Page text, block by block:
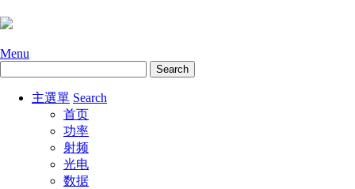
Menu
主選單 Search
首页
功率
射频
光电
数据